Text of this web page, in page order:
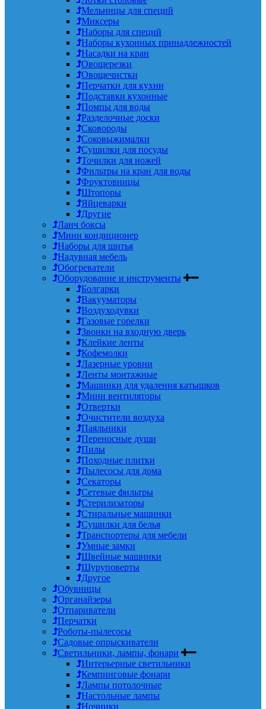
Мельницы для специй
Миксеры
Наборы для специй
Наборы кухонных принадлежностей
Насадки на кран
Овощерезки
Овощечистки
Перчатки для кухни
Подставки кухонные
Помпы для воды
Разделочные доски
Сковороды
Соковыжималки
Сушилки для посуды
Точилки для ножей
Фильтры на кран для воды
Фруктовницы
Штопоры
Яйцеварки
Другие
Ланч боксы
Мини кондиционер
Наборы для шитья
Надувная мебель
Обогреватели
Оборудование и инструменты
Болгарки
Вакууматоры
Воздуходувки
Газовые горелки
Звонки на входную дверь
Клейкие ленты
Кофемолки
Лазерные уровни
Ленты монтажные
Машинки для удаления катышков
Мини вентиляторы
Отвертки
Очистители воздуха
Паяльники
Переносные души
Пилы
Походные плитки
Пылесосы для дома
Секаторы
Сетевые фильтры
Стерилизаторы
Стиральные машинки
Сушилки для белья
Транспортеры для мебели
Умные замки
Швейные машинки
Шуруповерты
Другое
Обувницы
Органайзеры
Отпариватели
Перчатки
Роботы-пылесосы
Садовые опрыскиватели
Светильники, лампы, фонари
Интерьерные светильники
Кемпинговые фонари
Лампы потолочные
Настольные лампы
Ночники